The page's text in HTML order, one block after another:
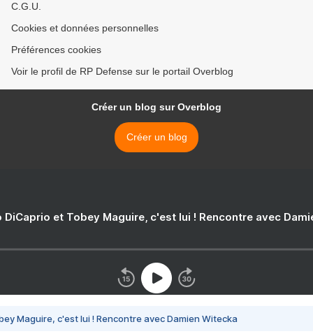
C.G.U.
Cookies et données personnelles
Préférences cookies
Voir le profil de RP Defense sur le portail Overblog
Créer un blog sur Overblog
Créer un blog
DiCaprio et Tobey Maguire, c'est lui ! Rencontre avec
Maguire, c'est lui ! Rencontre avec Damien Witecka